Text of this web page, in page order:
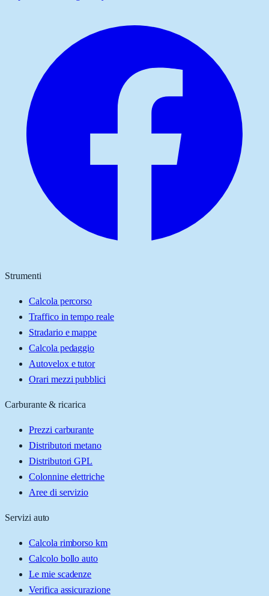
Strumenti
Calcola percorso
Traffico in tempo reale
Stradario e mappe
Calcola pedaggio
Autovelox e tutor
Orari mezzi pubblici
Carburante & ricarica
Prezzi carburante
Distributori metano
Distributori GPL
Colonnine elettriche
Aree di servizio
Servizi auto
Calcola rimborso km
Calcolo bollo auto
Le mie scadenze
Verifica assicurazione